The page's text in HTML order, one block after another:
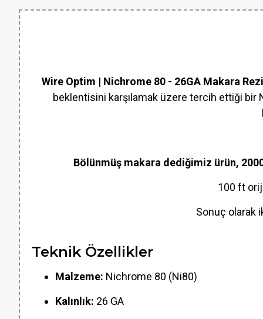
Wire Optim | Nichrome 80 - 26GA Makara
beklentisini karşılamak üzere tercih ettiği bir
Bölünmüş makara dediğimiz ürün,
100 ft
Sonuç olarak
Teknik Özellikler
Malzeme: Nichrome 80 (Ni80)
Kalınlık: 26 GA